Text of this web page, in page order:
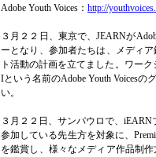
Adobe Youth Voices： http://
３月２２日、東京で、JEARNが
ーとなり、参加者たちは、メディ
ト活動の計画を立てました。ワー
Iという名前のAdobe Youth Voices
い。
３月２２日、サンパウロで、iEARN
参加している先生方を対象に、
を鑑賞し、様々なメディア作品制